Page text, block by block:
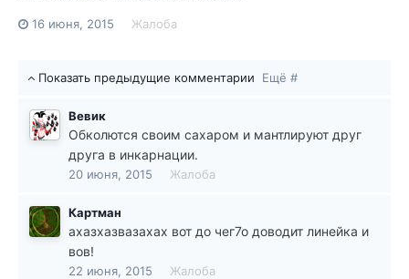
16 июня, 2015 Жалоба
Показать предыдущие комментарии Ещё #
Вевик
Обколются своим сахаром и мантлируют друг
друга в инкарнации.
20 июня, 2015 Жалоба
Картман
ахазхазвазахах вот до чег7о доводит линейка и
вов!
22 июня, 2015 Жалоба